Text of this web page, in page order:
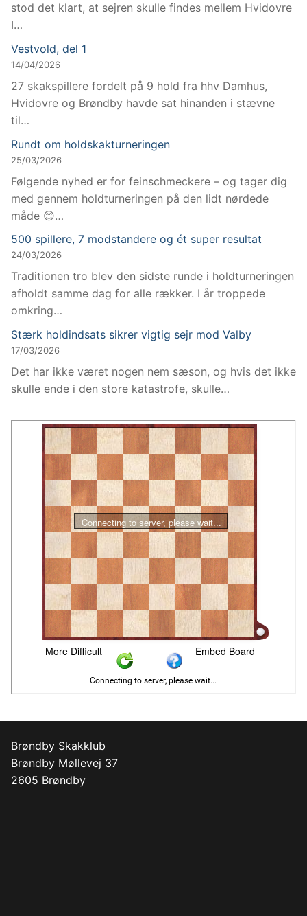
stod det klart, at sejren skulle findes mellem Hvidovre
I…
Vestvold, del 1
14/04/2026
27 skakspillere fordelt på 9 hold fra hhv Damhus,
Hvidovre og Brøndby havde sat hinanden i stævne
til…
Rundt om holdskakturneringen
25/03/2026
Følgende nyhed er for feinschmeckere – og tager dig
med gennem holdturneringen på den lidt nørdede
måde 😊…
500 spillere, 7 modstandere og ét super resultat
24/03/2026
Traditionen tro blev den sidste runde i holdturneringen
afholdt samme dag for alle rækker. I år troppede
omkring…
Stærk holdindsats sikrer vigtig sejr mod Valby
17/03/2026
Det har ikke været nogen nem sæson, og hvis det ikke
skulle ende i den store katastrofe, skulle…
Brøndby Skakklub
Brøndby Møllevej 37
2605 Brøndby